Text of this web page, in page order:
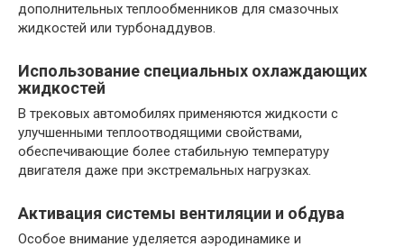
дополнительных теплообменников для смазочных
жидкостей или турбонаддувов.
Использование специальных охлаждающих
жидкостей
В трековых автомобилях применяются жидкости с
улучшенными теплоотводящими свойствами,
обеспечивающие более стабильную температуру
двигателя даже при экстремальных нагрузках.
Активация системы вентиляции и обдува
Особое внимание уделяется аэродинамике и